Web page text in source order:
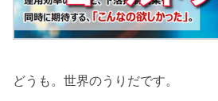
どうも。世界のうりだです。